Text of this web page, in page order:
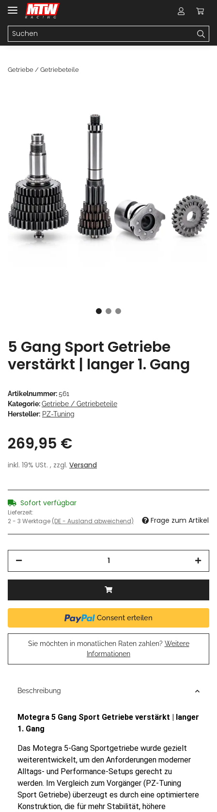
Getriebe / Getriebeteile
5 Gang Sport Getriebe
verstärkt | langer 1. Gang
Artikelnummer:561
Kategorie:Getriebe / Getriebeteile
Hersteller: PZ-Tuning
269,95 €
inkl. 19% USt. , zzgl. Versand
Sofort verfügbar
Lieferzeit:
2 - 3 Werktage (DE - Ausland abweichend) Frage zum Artikel
Consent erteilen
Sie möchten in monatlichen Raten zahlen? Weitere
Informationen
Beschreibung
Motegra 5 Gang Sport Getriebe verstärkt | langer
1. Gang
Das Motegra 5-Gang Sportgetriebe wurde gezielt
weiterentwickelt, um den Anforderungen moderner
Alltags- und Performance-Setups gerecht zu
werden. Im Vergleich zum Vorgänger (PZ-Tuning
Sport Getriebe) überzeugt es durch eine optimiertere
Konstruktion, die für mehr Stabilität, höhere